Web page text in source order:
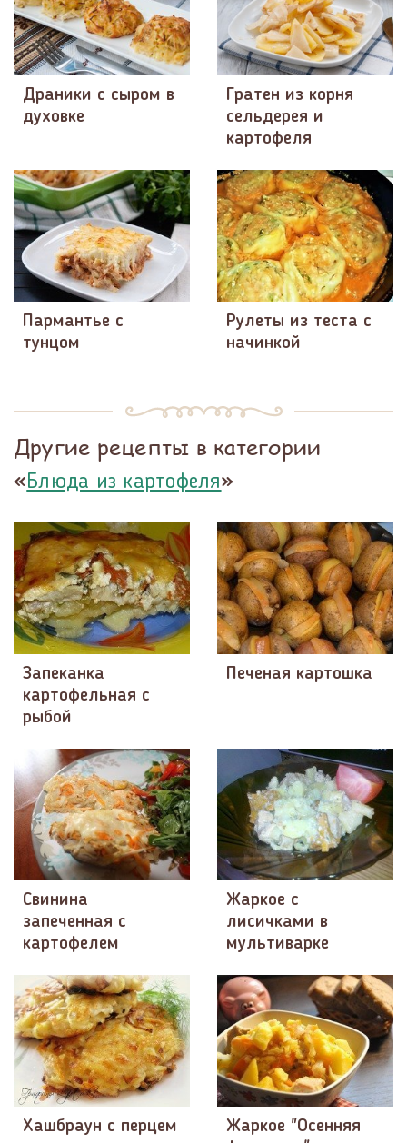
Драники с сыром в
духовке
Гратен из корня
сельдерея и
картофеля
Пармантье с
тунцом
Рулеты из теста с
начинкой
Другие рецепты в категории
«Блюда из картофеля»
Запеканка
картофельная с
рыбой
Печеная картошка
Свинина
запеченная с
картофелем
Жаркое с
лисичками в
мультиварке
Хашбраун с перцем
Жаркое "Осенняя